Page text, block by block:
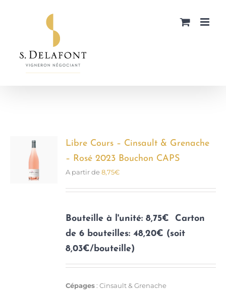
Libre Cours – Cinsault & Grenache
– Rosé 2023 Bouchon CAPS
A partir de8,75€
Bouteille à l'unité: 8,75€
Carton
de 6 bouteilles: 48,20€ (soit
8,03€/bouteille)
Cépages : Cinsault & Grenache